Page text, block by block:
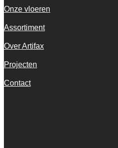
Onze vloeren
Assortiment
Over Artifax
Projecten
Contact